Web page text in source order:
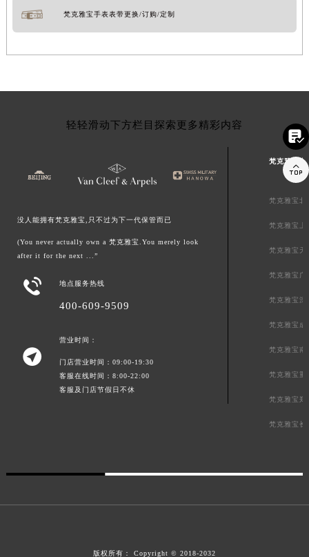
梵克雅宝手表表带更换/订购/定制
轻轻滑动下方栏目探索更多精彩内容
没人能拥有梵克雅宝,只不过为下一代保管而已
(You never actually own a 梵克雅宝.You merely look
after it for the next ...”
 地点服务热线
400-609-9509

营业时间：
门店营业时间：09:00-19:30
客服在线时间：8:00-22:00
客服及门店节假日不休
梵克雅宝中
梵克雅宝北
梵克雅宝上
梵克雅宝天
梵克雅宝广
梵克雅宝深
梵克雅宝成
梵克雅宝南
梵克雅宝重
梵克雅宝郑
梵克雅宝长
版权所有： Copyright © 2018-2032

